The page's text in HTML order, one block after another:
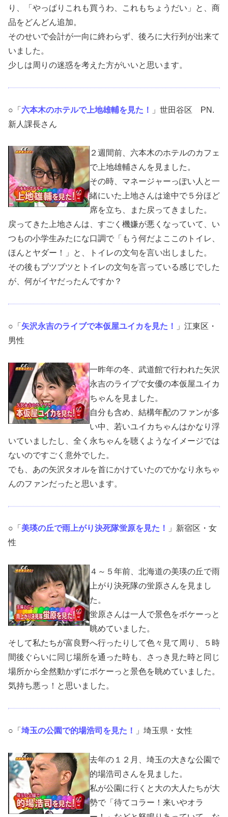
り、「やっぱりこれも買うわ、これもちょうだい」と、商
品をどんどん追加。
そのせいで会計が一向に終わらず、後ろに大行列が出来て
いました。
少しは周りの迷惑を考えた方がいいと思います。
○「 六本木のホテルで上地雄輔を見た！
」世田谷区 PN.
新人課長さん
２週間前、六本木のホテルのカフェ
で上地雄輔さんを見ました。
その時、マネージャーっぽい人と一
緒にいた上地さんは途中で５分ほど
席を立ち、また戻ってきました。
戻ってきた上地さんは、すごく機嫌が悪くなっていて、い
つもの小学生みたにな口調で「もう何だよここのトイレ、
ほんとヤダー！」と、トイレの文句を言い出しました。
その後もブツブツとトイレの文句を言っている感じでした
が、何がイヤだったんですか？
○「 矢沢永吉のライブで本仮屋ユイカを見た！
」江東区・
男性
一昨年の冬、武道館で行われた矢沢
永吉のライブで女優の本仮屋ユイカ
ちゃんを見ました。
自分も含め、結構年配のファンが多
い中、若いユイカちゃんはかなり浮
いていましたし、全く永ちゃんを聴くようなイメージでは
ないのですごく意外でした。
でも、あの矢沢タオルを首にかけていたのでかなり永ちゃ
んのファンだったと思います。
○「 美瑛の丘で雨上がり決死隊蛍原を見た！
」新宿区・女
性
４～５年前、 北海道の美瑛の丘で雨
上がり決死隊の蛍原さんを見まし
た。
蛍原さんは一人で景色をボケーっと
眺めていました。
そして私たちが富良野へ行ったりして色々見て周り、５時
間後ぐらいに同じ場所を通った時も、さっき見た時と同じ
場所から全然動かずにボケーっと景色を眺めていました。
気持ち悪っ！と思いました。
○「 埼玉の公園で的場浩司を見た！ 」埼玉県・女性
去年の１２月、埼玉の大きな公園で
的場浩司さんを見ました。
私が公園に行くと大の大人たちが大
勢で「待てコラー！来いやオラ